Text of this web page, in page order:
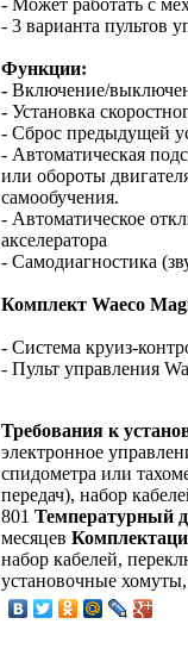
- 3 варианта пультов
Функции:
- Включение/
- Установка
- Сброс предыдущей
- Автоматическая
или обороты
самообучения.
- Автоматическое
акселератора
- Самодиагностика
Комплект Waeco
- Система круиз-
- Пульт управления
Требования к
электронное
спидометра или
передач), набор
801 Температурный
месяцев
набор кабелей,
установочные